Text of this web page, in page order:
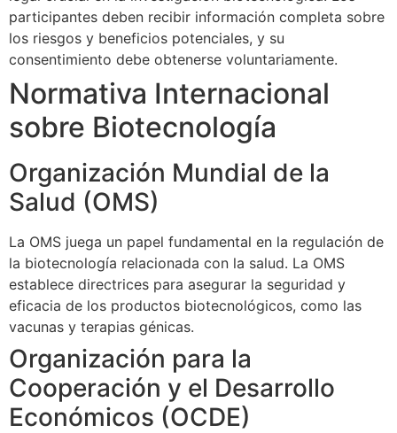
participantes deben recibir información completa sobre
los riesgos y beneficios potenciales, y su
consentimiento debe obtenerse voluntariamente.
Normativa Internacional
sobre Biotecnología
Organización Mundial de la
Salud (OMS)
La OMS juega un papel fundamental en la regulación de
la biotecnología relacionada con la salud. La OMS
establece directrices para asegurar la seguridad y
eficacia de los productos biotecnológicos, como las
vacunas y terapias génicas.
Organización para la
Cooperación y el Desarrollo
Económicos (OCDE)